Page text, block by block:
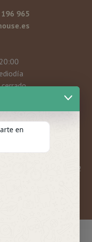
965
una caducidad de 12
que son 6 meses.
en